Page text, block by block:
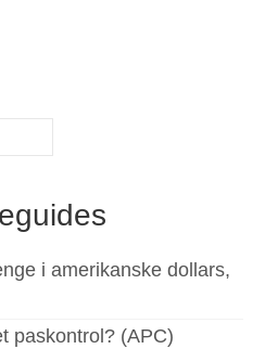
i amerikanske dollars,
paskontrol? (APC)